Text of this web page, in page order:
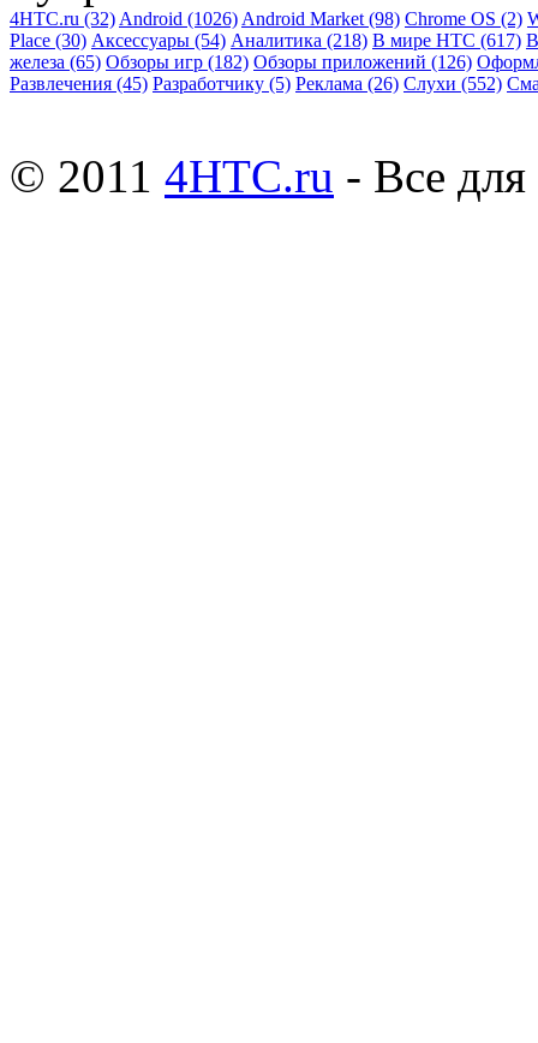
4HTC.ru (32) Android (1026) Android Market (98) Chrome OS (2)
Place (30) Аксессуары (54) Аналитика (218) В мире HTC (617)
железа (65) Обзоры игр (182) Обзоры приложений (126)
Развлечения (45) Разработчику (5) Реклама (26) Слухи (552)
© 2011 4HTC.ru - Все